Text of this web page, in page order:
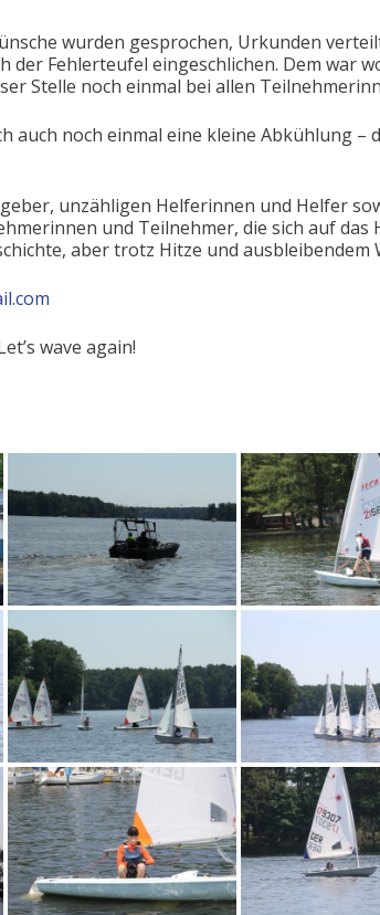
wurden gesprochen, Urkunden
Fehlerteufel eingeschlichen. Dem war
Stelle noch einmal bei allen
noch einmal eine kleine Abkühlung –
unzähligen Helferinnen und Helfer
und Teilnehmer, die sich auf
aber trotz Hitze und ausbleibendem
wave again!